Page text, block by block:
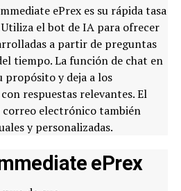
ePrex es su rápida tasa
el bot de IA para ofrecer
a partir de preguntas
tiempo. La función de chat en
propósito y deja a los
respuestas relevantes. El
electrónico también
y personalizadas.
ePrex